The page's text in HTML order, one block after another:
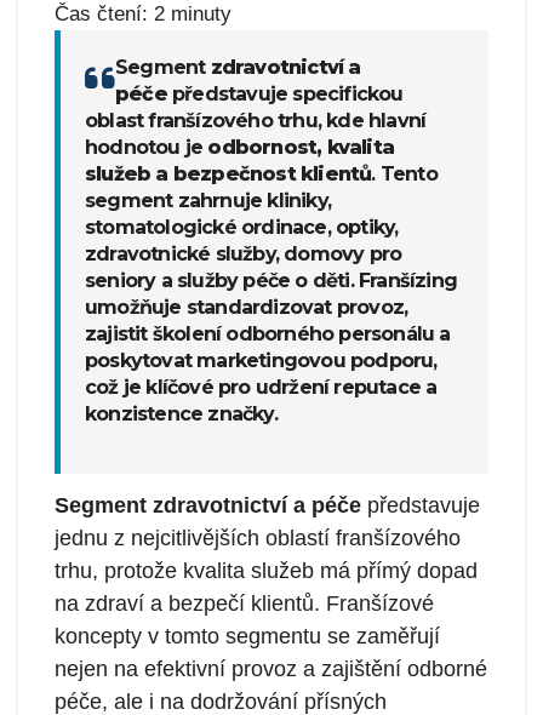
Čas čtení: 2 minuty
Segment zdravotnictví a
péčepředstavuje specifickou
oblast franšízového trhu, kde hlavní
hodnotou je odbornost, kvalita
služeb a bezpečnost klientů. Tento
segment zahrnuje kliniky,
stomatologické ordinace, optiky,
zdravotnické služby, domovy pro
seniory a služby péče o děti. Franšízing
umožňuje standardizovat provoz,
zajistit školení odborného personálu a
poskytovat marketingovou podporu,
což je klíčové pro udržení reputace a
konzistence značky.
Segment zdravotnictví a péče představuje
jednu z nejcitlivějších oblastí franšízového
trhu, protože kvalita služeb má přímý dopad
na zdraví a bezpečí klientů. Franšízové
koncepty v tomto segmentu se zaměřují
nejen na efektivní provoz a zajištění odborné
péče, ale i na dodržování přísných